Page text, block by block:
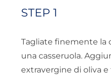
STEP 1
Tagliate finemente la
una casseruola.
extravergine di oliva